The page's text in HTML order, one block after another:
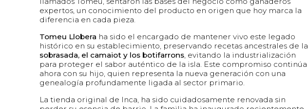
expertos, un conocimiento del producto en origen que hoy marca la
diferencia en cada pieza.
Tomeu Llobera ha sido el encargado de mantener vivo este legado
histórico en su establecimiento, preservando recetas ancestrales de la
sobrasada, el camaiot y los botifarrons, evitando la industrialización
para proteger el sabor auténtico de la isla. Este compromiso continúa
ahora con su hijo, quien representa la nueva generación con una
genealogía profundamente ligada al sector primario.
La tienda original de Inca, ha sido cuidadosamente renovada sin